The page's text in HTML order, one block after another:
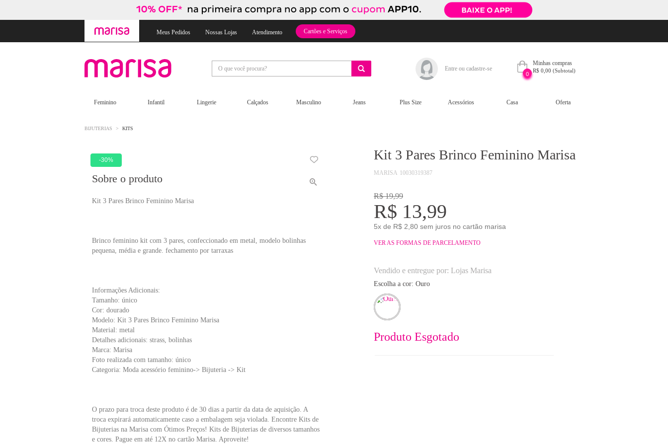
Meus Pedidos Nossas Lojas Atendimento Cartões e Serviços
Entre ou cadastre-se
0
Minhas compras
R$ 0,00 (Subtotal)
Feminino Infantil Lingerie Calçados Masculino Jeans Plus Size Acessórios Casa Oferta
BIJUTERIAS KITS
-30%
Sobre o produto
Kit 3 Pares Brinco Feminino Marisa
Brinco feminino kit com 3 pares, confeccionado em metal, modelo bolinhas
pequena, média e grande. fechamento por tarraxas
Informações Adicionais:
Tamanho: único
Cor: dourado
Modelo: Kit 3 Pares Brinco Feminino Marisa
Material: metal
Detalhes adicionais: strass, bolinhas
Marca: Marisa
Foto realizada com tamanho: único
Categoria: Moda acessório feminino-> Bijuteria -> Kit
O prazo para troca deste produto é de 30 dias a partir da data de aquisição. A
troca expirará automaticamente caso a embalagem seja violada. Encontre Kits de
Bijuterias na Marisa com Ótimos Preços! Kits de Bijuterias de diversos tamanhos
e cores. Pague em até 12X no cartão Marisa. Aproveite!
Kit 3 Pares Brinco Feminino Marisa
MARISA 10030319387
R$ 19,99
R$ 13,99
5x de R$ 2,80 sem juros no cartão marisa
VER AS FORMAS DE PARCELAMENTO
Vendido e entregue por: Lojas Marisa
Escolha a cor: ouro
Produto Esgotado